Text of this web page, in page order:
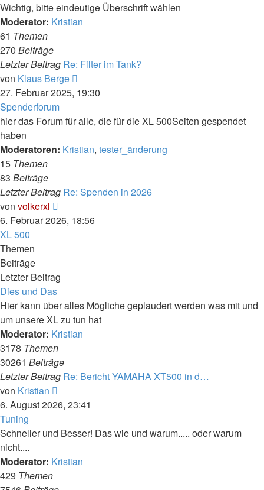
Wichtig, bitte eindeutige Überschrift wählen
Moderator: Kristian
61 Themen
270 Beiträge
Letzter Beitrag Re: Filter im Tank?
von Klaus Berge
Beitrag
27. Februar 2025, 19:30
Spenderforum
hier das Forum für alle, die für die XL 500Seiten gespendet
haben
Moderatoren: Kristian, tester_änderung
15 Themen
83 Beiträge
Letzter Beitrag Re: Spenden in 2026
von volkerxl
Beitrag
6. Februar 2026, 18:56
XL 500
Themen
Beiträge
Letzter Beitrag
Dies und Das
Hier kann über alles Mögliche geplaudert werden was mit und
um unsere XL zu tun hat
Moderator: Kristian
3178 Themen
30261 Beiträge
Letzter Beitrag Re: Bericht YAMAHA XT500 in d…
von Kristian
Beitrag
6. August 2026, 23:41
Tuning
Schneller und Besser! Das wie und warum..... oder warum
nicht....
Moderator: Kristian
429 Themen